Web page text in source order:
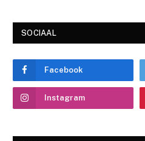
SOCIAAL
Facebook
Instagram